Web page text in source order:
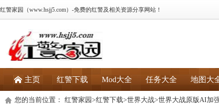
红警家园（www.hsjj5.com）-免费的红警及相关资源分享网站！
主页 红警下载 Mod大全 任务大全 地图大
您的当前位置： 红警家园 >红警下载>世界大战>世界大战原版AI加